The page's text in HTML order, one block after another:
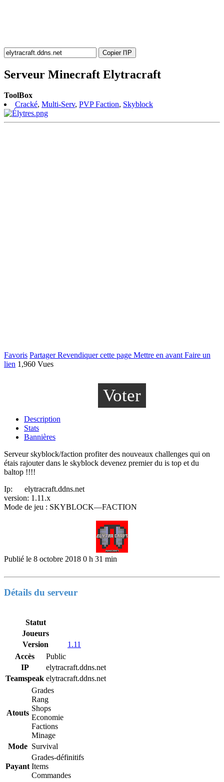
Copier l'IP
Serveur Minecraft Elytracraft
ToolBox
Cracké, Multi-Serv, PVP Faction, Skyblock
Favoris PartagerRevendiquer cette page Mettre en avantFaire un
lien 1,960 Vues
Voter
Description
Stats
Bannières
Serveur skyblock/faction profiter des nouveaux challenges qui on
étais rajouter dans le skyblock devenez premier du is top et du
baltop !!!!
Ip: elytracraft.ddns.net
version: 1.11.x
Mode de jeu : SKYBLOCK—FACTION
Publié le 8 octobre 2018 0 h 31 min
Détails du serveur
Statut
Joueurs
Version
1.11
Accès
Public
IP
elytracraft.ddns.net
Teamspeak elytracraft.ddns.net
Atouts
Grades
Rang
Shops
Economie
Factions
Minage
Mode Survival
Payant
Grades-définitifs
Items
Commandes